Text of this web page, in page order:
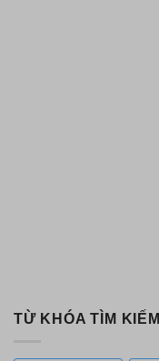
TỪ KHÓA TÌM KIẾM